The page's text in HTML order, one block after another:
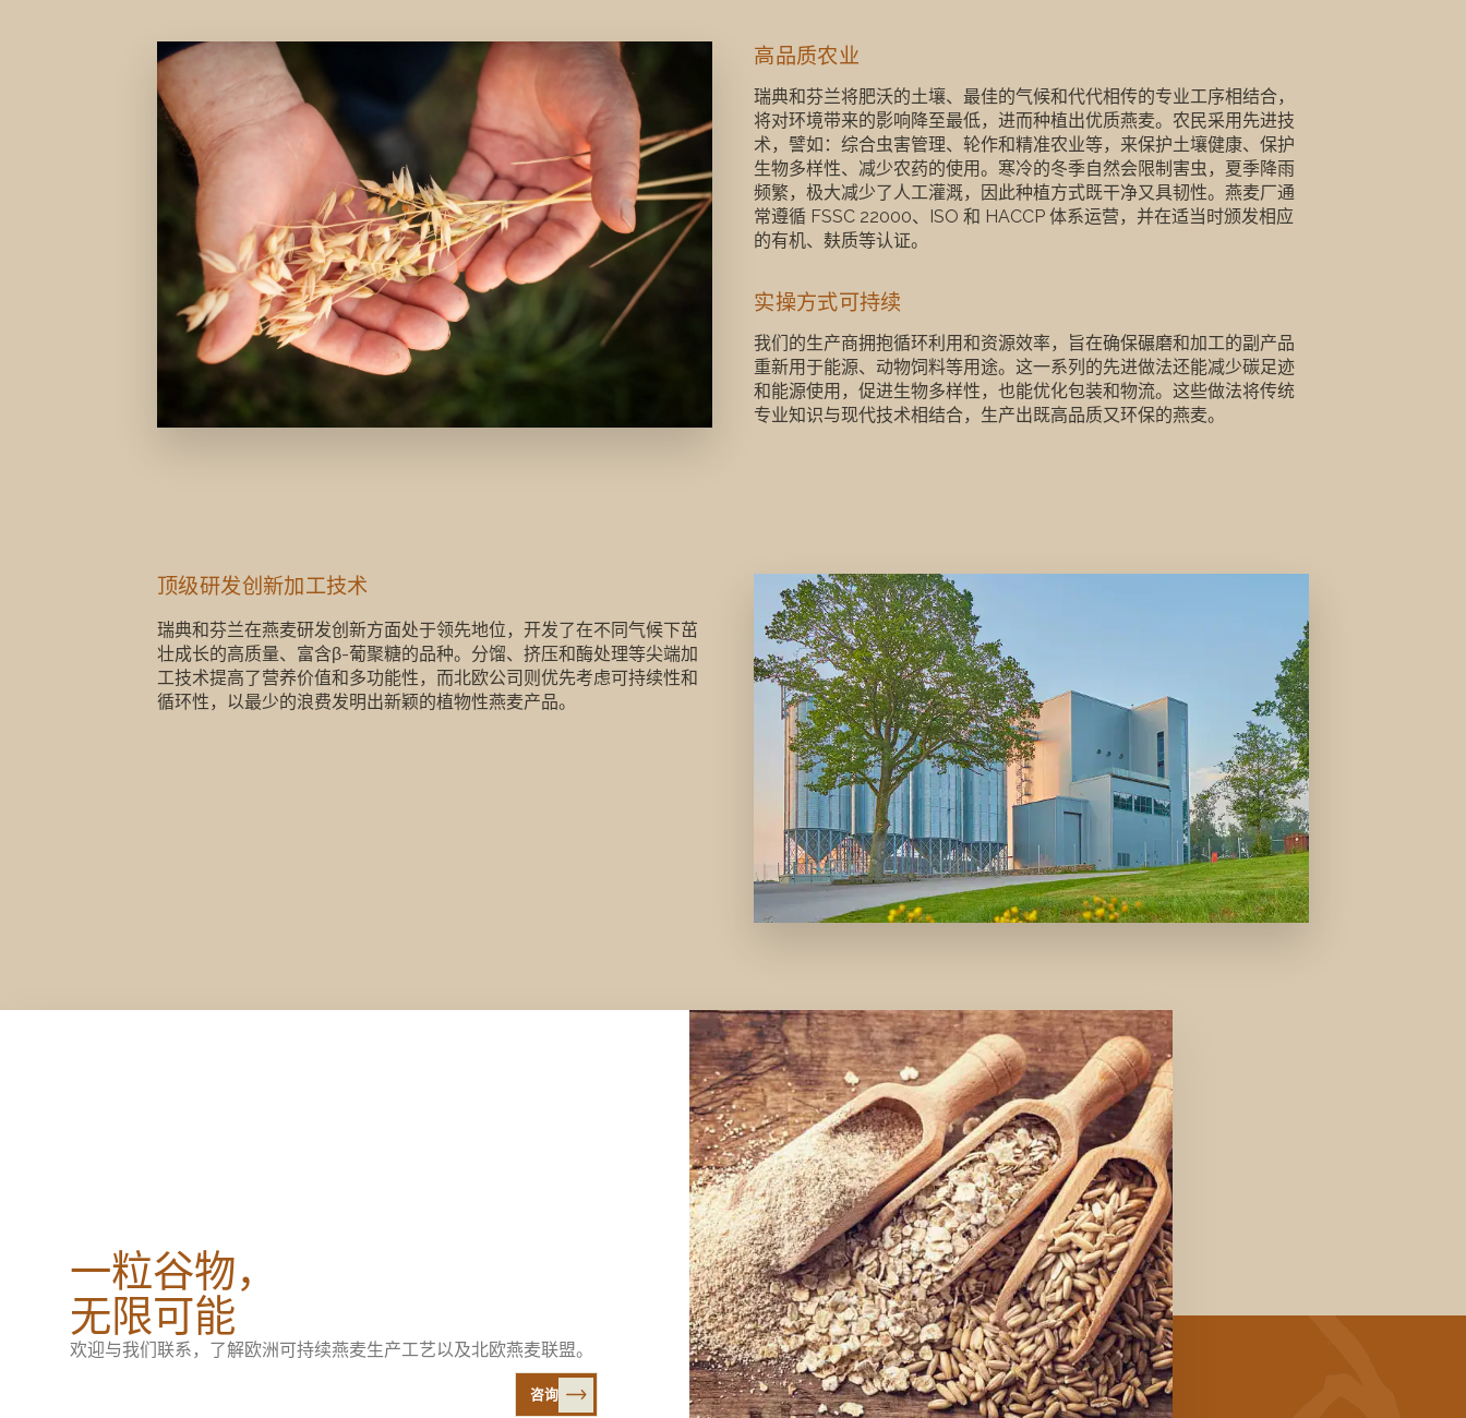
高品质农业
高品质农业
瑞典和芬兰将肥沃的土壤、最佳的气候和代代相传的专业工序相结合，将对环境带来的影
瑞典和芬兰将肥沃的土壤、最佳的气候和代代相传的专业工序相结合，
将对环境带来的影响降至最低，进而种植出优质燕麦。农民采用先进技
术，譬如：综合虫害管理、轮作和精准农业等，来保护土壤健康、保护
生物多样性、减少农药的使用。寒冷的冬季自然会限制害虫，夏季降雨
频繁，极大减少了人工灌溉，因此种植方式既干净又具韧性。燕麦厂通
常遵循 FSSC 22000、ISO 和 HACCP 体系运营，并在适当时颁发相应
的有机、麸质等认证。
实操方式可持续
实操方式可持续
我们的生产商拥抱循环利用和资源效率，旨在确保碾磨和加工的副产品重新用于能源、动
我们的生产商拥抱循环利用和资源效率，旨在确保碾磨和加工的副产品
重新用于能源、动物饲料等用途。这一系列的先进做法还能减少碳足迹
和能源使用，促进生物多样性，也能优化包装和物流。这些做法将传统
专业知识与现代技术相结合，生产出既高品质又环保的燕麦。
顶级研发创新加工技术
瑞典和芬兰在燕麦研发创新方面处于领先地位，开发了在不同气候下茁壮成长的高质量、富含β-葡聚糖的品种。分馏、挤压和酶处理等尖端加工技术提高了营养价值和
瑞典和芬兰在燕麦研发创新方面处于领先地位，开发了在不同气候下茁
壮成长的高质量、富含β-葡聚糖的品种。分馏、挤压和酶处理等尖端加
工技术提高了营养价值和多功能性，而北欧公司则优先考虑可持续性和
循环性，以最少的浪费发明出新颖的植物性燕麦产品。
一粒谷物，
无限可能
欢迎与我们联系，了解欧洲可持续燕麦生产工艺以及北欧燕麦联盟。
咨询